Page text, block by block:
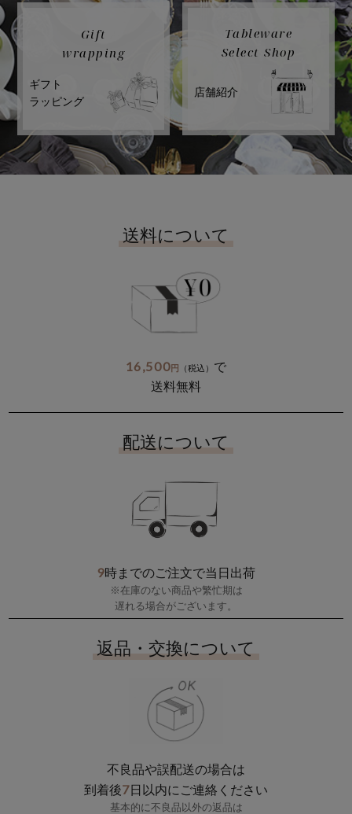
Gift
wrapping
ギフト
ラッピング
Tableware
Select Shop
店舗紹介
送料について
16,500円 （税込） で
送料無料
配送について
9時までのご注文で当日出荷
※在庫のない商品や繁忙期は
遅れる場合がございます。
返品・交換について
不良品や誤配送の場合は
到着後7日以内にご連絡ください
基本的に不良品以外の返品は